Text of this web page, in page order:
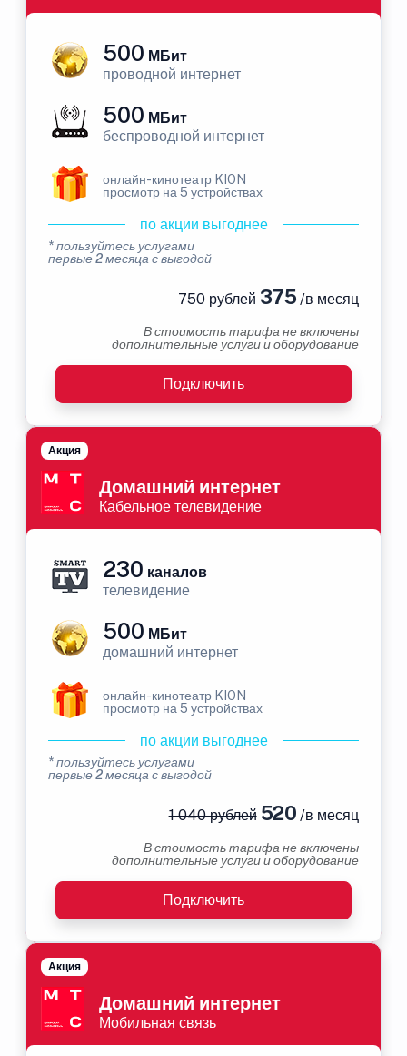
500 МБит
проводной интернет
500 МБит
беспроводной интернет
онлайн-кинотеатр KION
просмотр на 5 устройствах
по акции выгоднее
* пользуйтесь услугами
первые 2 месяца с выгодой
750 рублей375 /в месяц
В стоимость тарифа не включены
дополнительные услуги и оборудование
Подключить
Домашний интернет
Кабельное телевидение
Акция
230 каналов
телевидение
500 МБит
домашний интернет
онлайн-кинотеатр KION
просмотр на 5 устройствах
по акции выгоднее
* пользуйтесь услугами
первые 2 месяца с выгодой
1 040 рублей520 /в месяц
В стоимость тарифа не включены
дополнительные услуги и оборудование
Подключить
Домашний интернет
Мобильная связь
Акция